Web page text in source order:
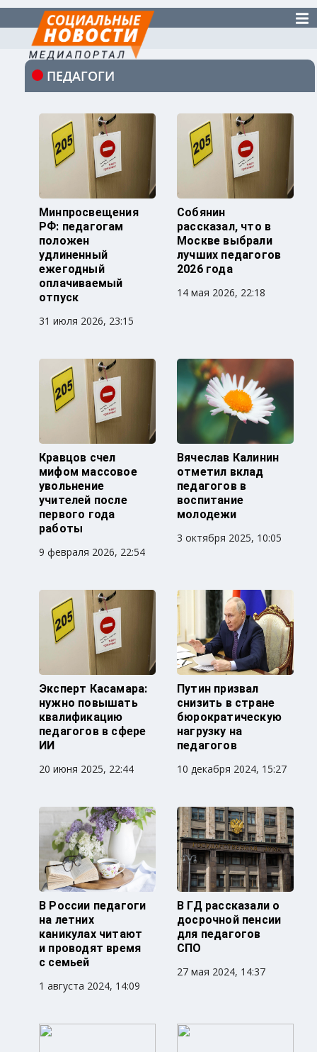
ПЕДАГОГИ
Минпросвещения
РФ: педагогам
положен
удлиненный
ежегодный
оплачиваемый
отпуск
31 июля 2026, 23:15
Собянин
рассказал, что в
Москве выбрали
лучших педагогов
2026 года
14 мая 2026, 22:18
Кравцов счел
мифом массовое
увольнение
учителей после
первого года
работы
9 февраля 2026, 22:54
Вячеслав Калинин
отметил вклад
педагогов в
воспитание
молодежи
3 октября 2025, 10:05
Эксперт Касамара:
нужно повышать
квалификацию
педагогов в сфере
ИИ
20 июня 2025, 22:44
Путин призвал
снизить в стране
бюрократическую
нагрузку на
педагогов
10 декабря 2024, 15:27
В России педагоги
на летних
каникулах читают
и проводят время
с семьей
1 августа 2024, 14:09
В ГД рассказали о
досрочной пенсии
для педагогов
СПО
27 мая 2024, 14:37